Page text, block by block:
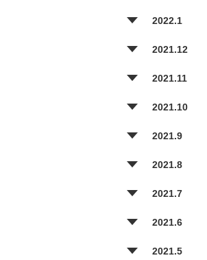
2022.1
2021.12
2021.11
2021.10
2021.9
2021.8
2021.7
2021.6
2021.5